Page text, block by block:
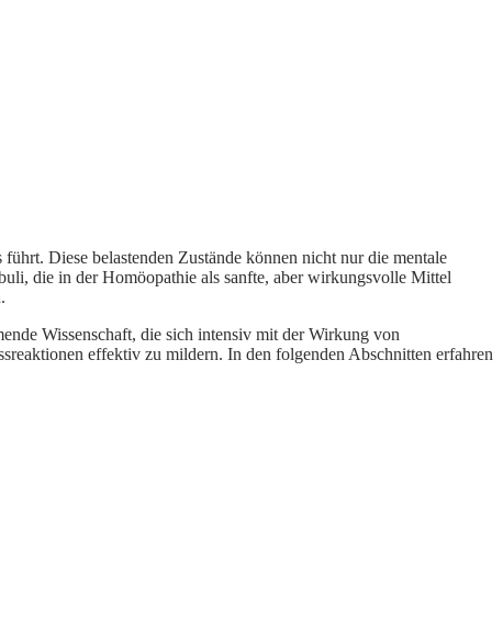
Diese belastenden Zustände können nicht nur die mentale
die in der Homöopathie als sanfte, aber wirkungsvolle Mittel
Wissenschaft, die sich intensiv mit der Wirkung von
effektiv zu mildern. In den folgenden Abschnitten erfahren